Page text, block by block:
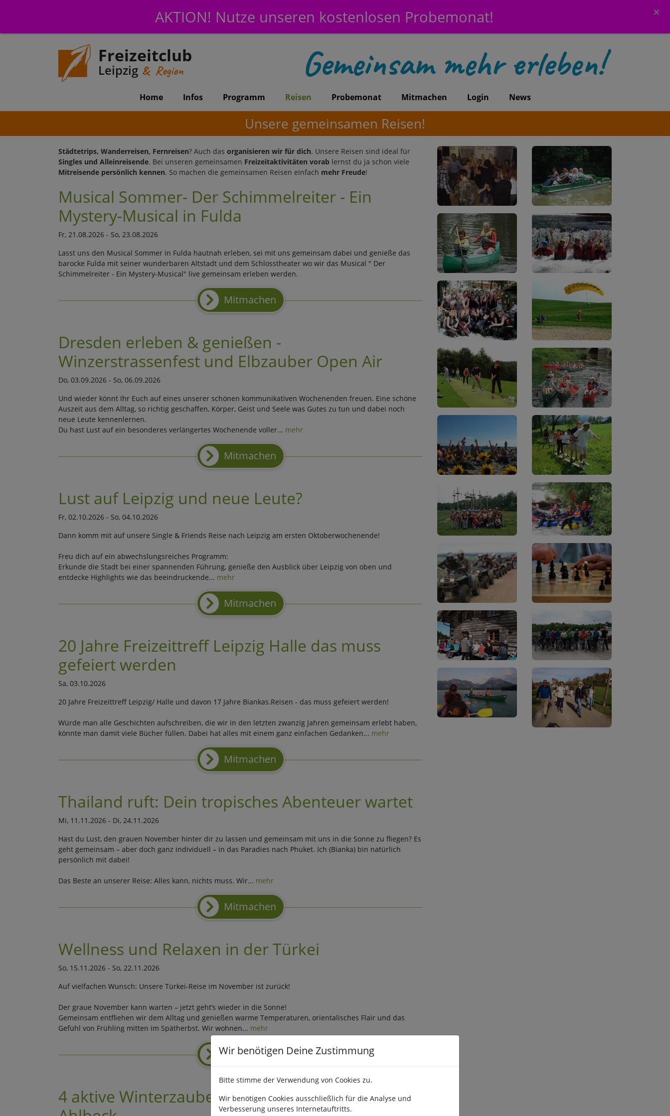
AKTION! Nutze unseren kostenlosen Probemonat! ×
Freizeitclub
Leipzig & Region
Home Infos Programm Reisen Probemonat Mitmachen Login News
Unsere gemeinsamen Reisen!
Städtetrips, Wanderreisen, Fernreisen? Auch das organisieren wir für dich. Unsere Reisen sind ideal für
Singles und Alleinreisende. Bei unseren gemeinsamen Freizeitaktivitäten vorab lernst du ja schon viele
Mitreisende persönlich kennen. So machen die gemeinsamen Reisen einfach mehr Freude!
Musical Sommer- Der Schimmelreiter - Ein
Mystery-Musical in Fulda
Fr, 21.08.2026 - So, 23.08.2026
Lasst uns den Musical Sommer in Fulda hautnah erleben, sei mit uns gemeinsam dabei und genieße das
barocke Fulda mit seiner wunderbaren Altstadt und dem Schlosstheater wo wir das Musical " Der
Schimmelreiter - Ein Mystery-Musical" live gemeinsam erleben werden.
Mitmachen
Dresden erleben & genießen -
Winzerstrassenfest und Elbzauber Open Air
Do, 03.09.2026 - So, 06.09.2026
Und wieder könnt Ihr Euch auf eines unserer schönen kommunikativen Wochenenden freuen. Eine schöne
Auszeit aus dem Alltag, so richtig geschaffen, Körper, Geist und Seele was Gutes zu tun und dabei noch
neue Leute kennenlernen.
Du hast Lust auf ein besonderes verlängertes Wochenende voller... mehr
Mitmachen
Lust auf Leipzig und neue Leute?
Fr, 02.10.2026 - So, 04.10.2026
Dann komm mit auf unsere Single & Friends Reise nach Leipzig am ersten Oktoberwochenende!
Freu dich auf ein abwechslungsreiches Programm:
Erkunde die Stadt bei einer spannenden Führung, genieße den Ausblick über Leipzig von oben und
entdecke Highlights wie das beeindruckende... mehr
Mitmachen
20 Jahre Freizeittreff Leipzig Halle das muss
gefeiert werden
Sa, 03.10.2026
20 Jahre Freizeittreff Leipzig/ Halle und davon 17 Jahre Biankas.Reisen - das muss gefeiert werden!
Würde man alle Geschichten aufschreiben, die wir in den letzten zwanzig Jahren gemeinsam erlebt haben,
könnte man damit viele Bücher füllen. Dabei hat alles mit einem ganz einfachen Gedanken... mehr
Mitmachen
Thailand ruft: Dein tropisches Abenteuer wartet
Mi, 11.11.2026 - Di, 24.11.2026
Hast du Lust, den grauen November hinter dir zu lassen und gemeinsam mit uns in die Sonne zu fliegen? Es
geht gemeinsam – aber doch ganz individuell – in das Paradies nach Phuket. Ich (Bianka) bin natürlich
persönlich mit dabei!
Das Beste an unserer Reise: Alles kann, nichts muss. Wir... mehr
Mitmachen
Wellness und Relaxen in der Türkei
So, 15.11.2026 - So, 22.11.2026
Auf vielfachen Wunsch: Unsere Türkei-Reise im November ist zurück!
Der graue November kann warten – jetzt geht’s wieder in die Sonne!
Gemeinsam entfliehen wir dem Alltag und genießen warme Temperaturen, orientalisches Flair und das
Gefühl von Frühling mitten im Spätherbst. Wir wohnen... mehr
Mitmachen
4 aktive Winterzaubertage zur Adventszeit in
Wir benötigen Deine Zustimmung
Bitte stimme der Verwendung von Cookies zu.
Wir benötigen Cookies ausschließlich für die Analyse und
Verbesserung unseres Internetauftritts.